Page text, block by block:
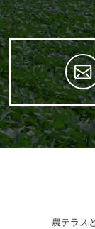
農テラス